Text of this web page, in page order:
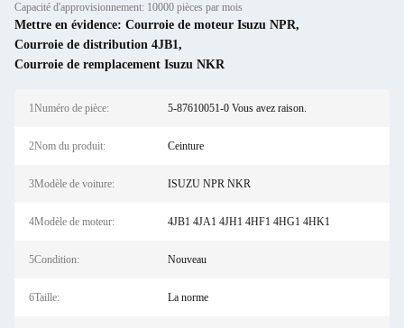
Capacité d'approvisionnement: 10000 pièces par mois
Mettre en évidence: Courroie de moteur Isuzu NPR,
Courroie de distribution 4JB1,
Courroie de remplacement Isuzu NKR
1Numéro de pièce: 5-87610051-0 Vous avez raison.
2Nom du produit: Ceinture
3Modèle de voiture: ISUZU NPR NKR
4Modèle de moteur: 4JB1 4JA1 4JH1 4HF1 4HG1 4HK1
5Condition: Nouveau
6Taille: La norme